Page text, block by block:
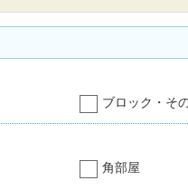
ブロック・そ
角部屋